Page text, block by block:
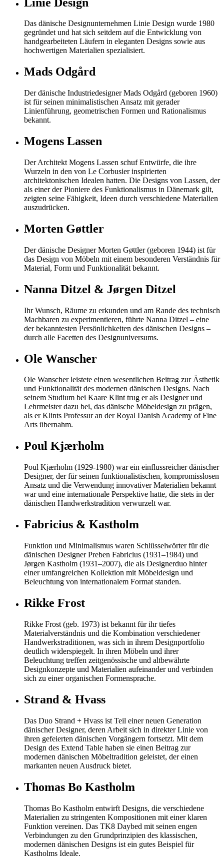
Das dänische Designunternehmen Linie Design wurde 1980
gegründet und hat sich seitdem auf die Entwicklung von
handgearbeiteten Läufern in eleganten Designs sowie aus
hochwertigen Materialien spezialisiert.
Mads Odgård
Der dänische Industriedesigner Mads Odgård (geboren 1960)
ist für seinen minimalistischen Ansatz mit gerader
Linienführung, geometrischen Formen und Rationalismus
bekannt.
Mogens Lassen
Der Architekt Mogens Lassen schuf Entwürfe, die ihre
Wurzeln in den von Le Corbusier inspirierten
architektonischen Idealen hatten. Die Designs von Lassen, der
als einer der Pioniere des Funktionalismus in Dänemark gilt,
zeigten seine Fähigkeit, Ideen durch verschiedene Materialien
auszudrücken.
Morten Gøttler
Der dänische Designer Morten Gøttler (geboren 1944) ist für
das Design von Möbeln mit einem besonderen Verständnis für
Material, Form und Funktionalität bekannt.
Nanna Ditzel & Jørgen Ditzel
Ihr Wunsch, Räume zu erkunden und am Rande des technisch
Machbaren zu experimentieren, führte Nanna Ditzel – eine
der bekanntesten Persönlichkeiten des dänischen Designs –
durch alle Facetten des Designuniversums.
Ole Wanscher
Ole Wanscher leistete einen wesentlichen Beitrag zur Ästhetik
und Funktionalität des modernen dänischen Designs. Nach
seinem Studium bei Kaare Klint trug er als Designer und
Lehrmeister dazu bei, das dänische Möbeldesign zu prägen,
als er Klints Professur an der Royal Danish Academy of Fine
Arts übernahm.
Poul Kjærholm
Poul Kjærholm (1929-1980) war ein einflussreicher dänischer
Designer, der für seinen funktionalistischen, kompromisslosen
Ansatz und die Verwendung innovativer Materialien bekannt
war und eine internationale Perspektive hatte, die stets in der
dänischen Handwerkstradition verwurzelt war.
Fabricius & Kastholm
Funktion und Minimalismus waren Schlüsselwörter für die
dänischen Designer Preben Fabricius (1931–1984) und
Jørgen Kastholm (1931–2007), die als Designerduo hinter
einer umfangreichen Kollektion mit Möbeldesign und
Beleuchtung von internationalem Format standen.
Rikke Frost
Rikke Frost (geb. 1973) ist bekannt für ihr tiefes
Materialverständnis und die Kombination verschiedener
Handwerkstraditionen, was sich in ihrem Designportfolio
deutlich widerspiegelt. In ihren Möbeln und ihrer
Beleuchtung treffen zeitgenössische und altbewährte
Designkonzepte und Materialien aufeinander und verbinden
sich zu einer organischen Formensprache.
Strand & Hvass
Das Duo Strand + Hvass ist Teil einer neuen Generation
dänischer Designer, deren Arbeit sich in direkter Linie von
ihren gefeierten dänischen Vorgängern fortsetzt. Mit dem
Design des Extend Table haben sie einen Beitrag zur
modernen dänischen Möbeltradition geleistet, der einen
markanten neuen Ausdruck bietet.
Thomas Bo Kastholm
Thomas Bo Kastholm entwirft Designs, die verschiedene
Materialien zu stringenten Kompositionen mit einer klaren
Funktion vereinen. Das TK8 Daybed mit seinen engen
Verbindungen zu den Grundprinzipien des klassischen,
modernen dänischen Designs ist ein gutes Beispiel für
Kastholms Ideale.